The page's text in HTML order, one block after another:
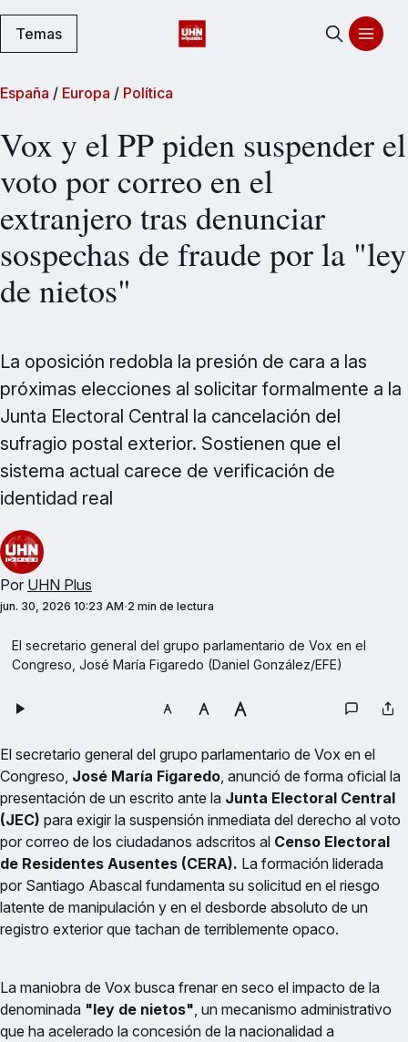
Temas
España / Europa / Política
Vox y el PP piden suspender el
voto por correo en el
extranjero tras denunciar
sospechas de fraude por la "ley
de nietos"
La oposición redobla la presión de cara a las
próximas elecciones al solicitar formalmente a la
Junta Electoral Central la cancelación del
sufragio postal exterior. Sostienen que el
sistema actual carece de verificación de
identidad real
Por UHN Plus
jun. 30, 2026 10:23 AM 2 min de lectura
El secretario general del grupo parlamentario de Vox en el
Congreso, José María Figaredo (Daniel González/EFE)
El secretario general del grupo parlamentario de Vox en el
Congreso, José María Figaredo, anunció de forma oficial la
presentación de un escrito ante la Junta Electoral Central
(JEC) para exigir la suspensión inmediata del derecho al voto
por correo de los ciudadanos adscritos al Censo Electoral
de Residentes Ausentes (CERA). La formación liderada
por Santiago Abascal fundamenta su solicitud en el riesgo
latente de manipulación y en el desborde absoluto de un
registro exterior que tachan de terriblemente opaco.
La maniobra de Vox busca frenar en seco el impacto de la
denominada "ley de nietos", un mecanismo administrativo
que ha acelerado la concesión de la nacionalidad a